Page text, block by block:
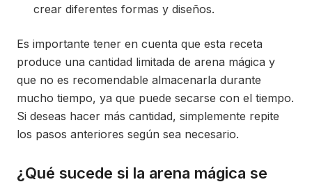
crear diferentes formas y diseños.
Es importante tener en cuenta que esta receta
produce una cantidad limitada de arena mágica y
que no es recomendable almacenarla durante
mucho tiempo, ya que puede secarse con el tiempo.
Si deseas hacer más cantidad, simplemente repite
los pasos anteriores según sea necesario.
¿Qué sucede si la arena mágica se